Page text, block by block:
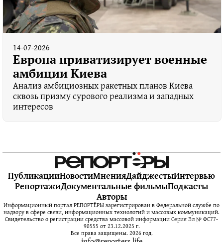
14-07-2026
Европа приватизирует военные
амбиции Киева
Анализ амбициозных ракетных планов Киева
сквозь призму сурового реализма и западных
интересов
ПубликацииНовостиМненияДайджестыИнтервью
РепортажиДокументальные фильмыПодкасты
Авторы
Информационный портал РЕПОРТЁРЫ зарегистрирован в Федеральной службе по
надзору в сфере связи, информационных технологий и массовых коммуникаций.
Свидетельство о регистрации средства массовой информации Серия Эл № ФС77-
90555 от 23.12.2025 г.
Все права защищены. 2026 год.